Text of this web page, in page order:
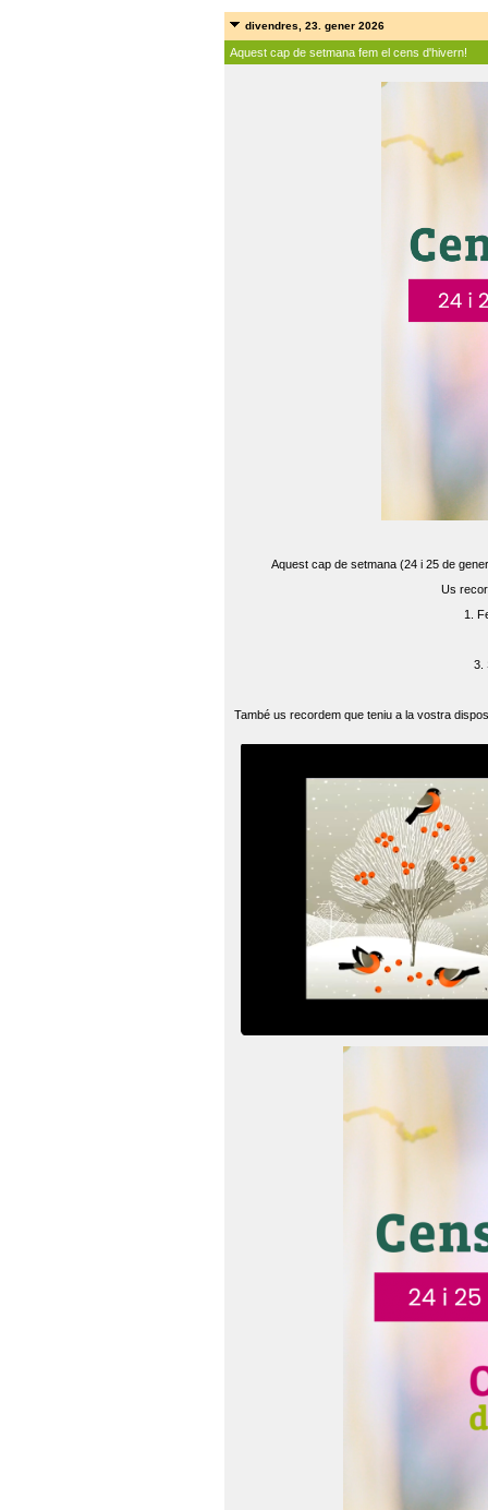
divendres, 23. gener 2026
Aquest cap de setmana fem el cens d'hivern!
Aquest cap de setmana (24 i 25 de
Us
1.
3.
També us recordem que teniu a la vostra